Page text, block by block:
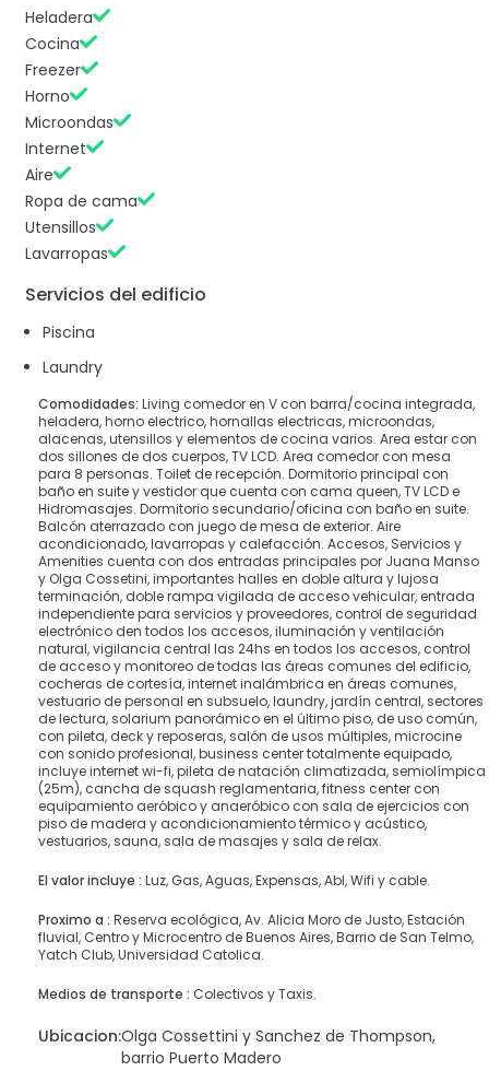
Heladera
Cocina
Freezer
Horno
Microondas
Internet
Aire
Ropa de cama
Utensillos
Lavarropas
Servicios del edificio
Piscina
Laundry
Comodidades: Living comedor en V con barra/cocina integrada,
heladera, horno electrico, hornallas electricas, microondas,
alacenas, utensillos y elementos de cocina varios. Area estar con
dos sillones de dos cuerpos, TV LCD. Area comedor con mesa
para 8 personas. Toilet de recepción. Dormitorio principal con
baño en suite y vestidor que cuenta con cama queen, TV LCD e
Hidromasajes. Dormitorio secundario/oficina con baño en suite.
Balcón aterrazado con juego de mesa de exterior. Aire
acondicionado, lavarropas y calefacción. Accesos, Servicios y
Amenities cuenta con dos entradas principales por Juana Manso
y Olga Cossetini, importantes halles en doble altura y lujosa
terminación, doble rampa vigilada de acceso vehicular, entrada
independiente para servicios y proveedores, control de seguridad
electrónico den todos los accesos, iluminación y ventilación
natural, vigilancia central las 24hs en todos los accesos, control
de acceso y monitoreo de todas las áreas comunes del edificio,
cocheras de cortesía, internet inalámbrica en áreas comunes,
vestuario de personal en subsuelo, laundry, jardín central, sectores
de lectura, solarium panorámico en el último piso, de uso común,
con pileta, deck y reposeras, salón de usos múltiples, microcine
con sonido profesional, business center totalmente equipado,
incluye internet wi-fi, pileta de natación climatizada, semiolímpica
(25m), cancha de squash reglamentaria, fitness center con
equipamiento aeróbico y anaeróbico con sala de ejercicios con
piso de madera y acondicionamiento térmico y acústico,
vestuarios, sauna, sala de masajes y sala de relax.
El valor incluye : Luz, Gas, Aguas, Expensas, Abl, Wifi y cable.
Proximo a : Reserva ecológica, Av. Alicia Moro de Justo, Estación
fluvial, Centro y Microcentro de Buenos Aires, Barrio de San Telmo,
Yatch Club, Universidad Catolica.
Medios de transporte : Colectivos y Taxis.
Ubicacion:Olga Cossettini y Sanchez de Thompson,
barrio Puerto Madero